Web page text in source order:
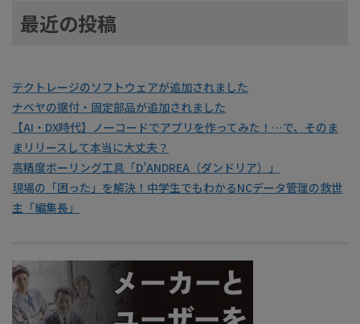
最近の投稿
テクトレージのソフトウェアが追加されました
ナベヤの据付・固定部品が追加されました
【AI・DX時代】ノーコードでアプリを作ってみた！…で、そのま
まリリースして本当に大丈夫？
高精度ボーリング工具「D’ANDREA（ダンドリア）」
現場の「困った」を解決！中学生でもわかるNCデータ管理の救世
主「編集長」